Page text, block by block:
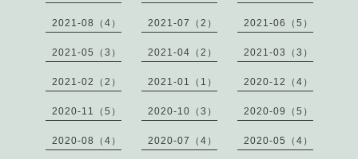
2021-08（4） 2021-07（2） 2021-06（5）
2021-05（3） 2021-04（2） 2021-03（3）
2021-02（2） 2021-01（1） 2020-12（4）
2020-11（5） 2020-10（3） 2020-09（5）
2020-08（4） 2020-07（4） 2020-05（4）